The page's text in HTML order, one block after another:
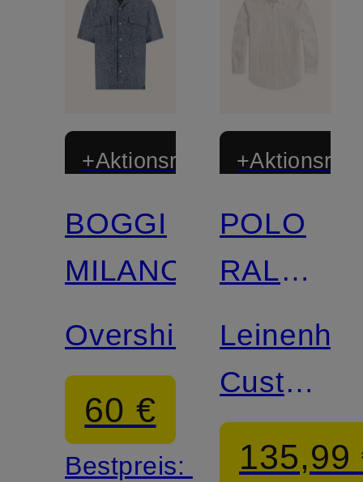
+Aktionsrabatt
BOGGI
MILANO
Overshirt
60 €
Bestpreis:
POLO
RALPH
LAUREN
Custom
Fit
135,99